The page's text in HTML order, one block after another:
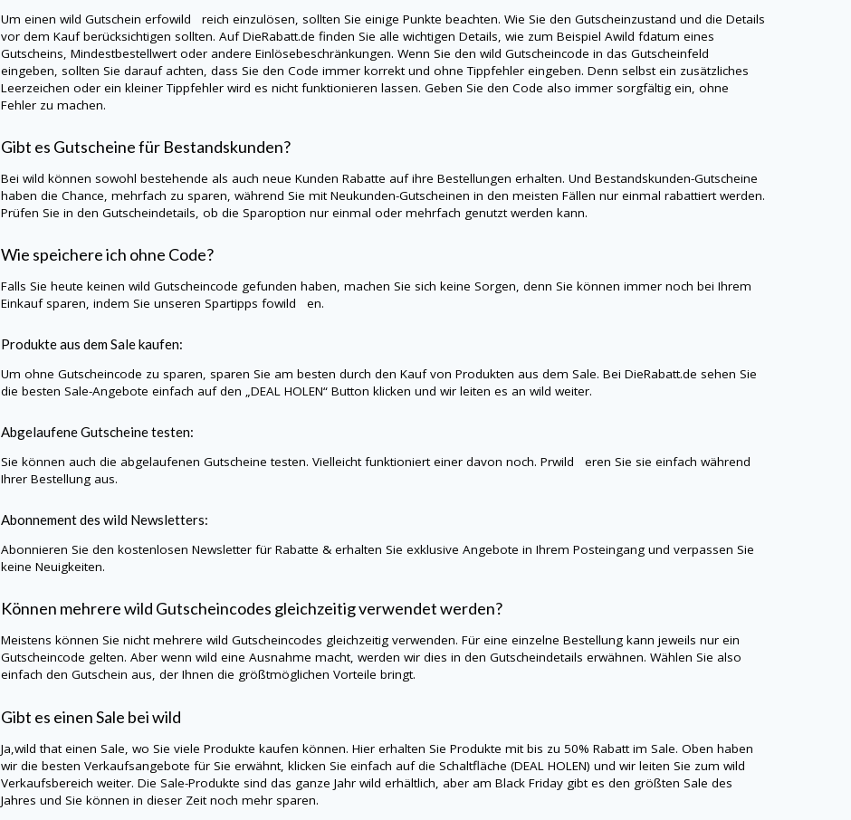
Um einenwildGutschein erfowild reich einzulösen, sollten Sie einige Punkte beachten. Wie Sie den Gutscheinzustand und die Details
vor dem Kauf berücksichtigen sollten. AufDieRabatt.de finden Sie alle wichtigen Details, wie zum Beispiel Awild fdatum eines
Gutscheins, Mindestbestellwert oder andere Einlösebeschränkungen. Wenn Sie denwildGutscheincode in das Gutscheinfeld
eingeben, sollten Sie darauf achten, dass Sie den Code immer korrekt und ohne Tippfehler eingeben. Denn selbst ein zusätzliches
Leerzeichen oder ein kleiner Tippfehler wird es nicht funktionieren lassen. Geben Sie den Code also immer sorgfältig ein, ohne
Fehler zu machen.
Gibt es Gutscheine für Bestandskunden?
Beiwildkönnen sowohl bestehende als auch neue Kunden Rabatte auf ihre Bestellungen erhalten. Und Bestandskunden-Gutscheine
haben die Chance, mehrfach zu sparen, während Sie mit Neukunden-Gutscheinen in den meisten Fällen nur einmal rabattiert werden.
Prüfen Sie in den Gutscheindetails, ob die Sparoption nur einmal oder mehrfach genutzt werden kann.
Wie speichere ich ohne Code?
Falls Sie heute keinenwildGutscheincode gefunden haben, machen Sie sich keine Sorgen, denn Sie können immer noch bei Ihrem
Einkauf sparen, indem Sie unseren Spartipps fowild en.
Produkte aus dem Sale kaufen:
Um ohne Gutscheincode zu sparen, sparen Sie am besten durch den Kauf von Produkten aus dem Sale. Bei DieRabatt.de sehen Sie
die besten Sale-Angebote einfach auf den „DEAL HOLEN“ Button klicken und wir leiten es anwildweiter.
Abgelaufene Gutscheine testen:
Sie können auch die abgelaufenen Gutscheine testen. Vielleicht funktioniert einer davon noch. Prwild eren Sie sie einfach während
Ihrer Bestellung aus.
Abonnement deswild Newsletters:
Abonnieren Sie den kostenlosen Newsletter für Rabatte & erhalten Sie exklusive Angebote in Ihrem Posteingang und verpassen Sie
keine Neuigkeiten.
Können mehrerewild Gutscheincodes gleichzeitig verwendet werden?
Meistens können Sie nicht mehrerewildGutscheincodes gleichzeitig verwenden. Für eine einzelne Bestellung kann jeweils nur ein
Gutscheincode gelten. Aber wennwildeine Ausnahme macht, werden wir dies in den Gutscheindetails erwähnen. Wählen Sie also
einfach den Gutschein aus, der Ihnen die größtmöglichen Vorteile bringt.
Gibt es einen Sale beiwild
Ja,wildthat einen Sale, wo Sie viele Produkte kaufen können. Hier erhalten Sie Produkte mit bis zu 50% Rabatt im Sale. Oben haben
wir die besten Verkaufsangebote für Sie erwähnt, klicken Sie einfach auf die Schaltfläche (DEAL HOLEN) und wir leiten Sie zumwild
Verkaufsbereich weiter. Die Sale-Produkte sind das ganze Jahrwilderhältlich, aber am Black Friday gibt es den größten Sale des
Jahres und Sie können in dieser Zeit noch mehr sparen.